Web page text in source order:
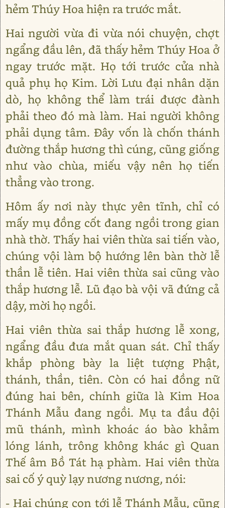
hẻm Thúy Hoa hiện ra trước mắt.
Hai người vừa đi vừa nói chuyện, chợt
ngẩng đầu lên, đã thấy hẻm Thúy Hoa ở
ngay trước mặt. Họ tới trước cửa nhà
quả phụ họ Kim. Lời Lưu đại nhân dặn
dò, họ không thể làm trái được đành
phải theo đó mà làm. Hai người không
phải dụng tâm. Đây vốn là chốn thánh
đường thắp hương thì cúng, cũng giống
như vào chùa, miếu vậy nên họ tiến
thẳng vào trong.
Hôm ấy nơi này thực yên tĩnh, chỉ có
mấy mụ đồng cốt đang ngồi trong gian
nhà thờ. Thấy hai viên thừa sai tiến vào,
chúng vội làm bộ hướng lên bàn thờ lễ
thần lễ tiên. Hai viên thừa sai cũng vào
thắp hương lễ. Lũ đạo bà vội vã đứng cả
dậy, mời họ ngồi.
Hai viên thừa sai thắp hương lễ xong,
ngẩng đầu đưa mắt quan sát. Chỉ thấy
khắp phòng bày la liệt tượng Phật,
thánh, thần, tiên. Còn có hai đồng nữ
đúng hai bên, chính giữa là Kim Hoa
Thánh Mẫu đang ngồi. Mụ ta đầu đội
mũ thánh, mình khoác áo bào khảm
lóng lánh, trông không khác gì Quan
Thế âm Bồ Tát hạ phàm. Hai viên thừa
sai cố ý quỳ lạy nương nương, nói:
- Hai chúng con tới lễ Thánh Mẫu, cũng